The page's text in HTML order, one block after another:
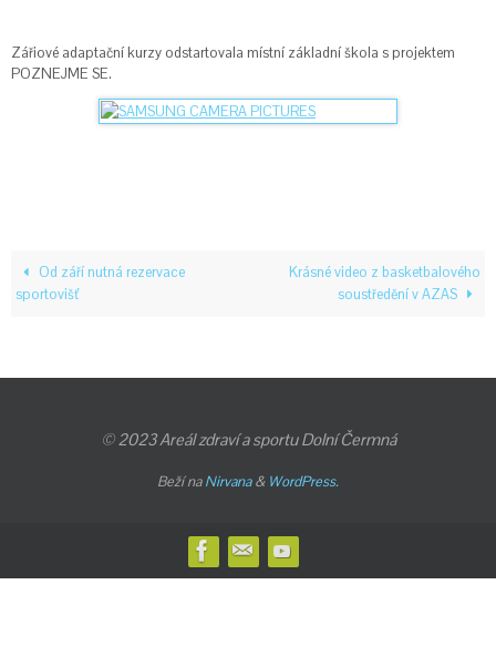
Zářiové adaptační kurzy odstartovala místní základní škola s projektem
POZNEJME SE.
Od září nutná rezervace
sportovišť
Krásné video z basketbalového
soustředění v AZAS
© 2023 Areál zdraví a sportu Dolní Čermná
Beží naNirvana& WordPress.